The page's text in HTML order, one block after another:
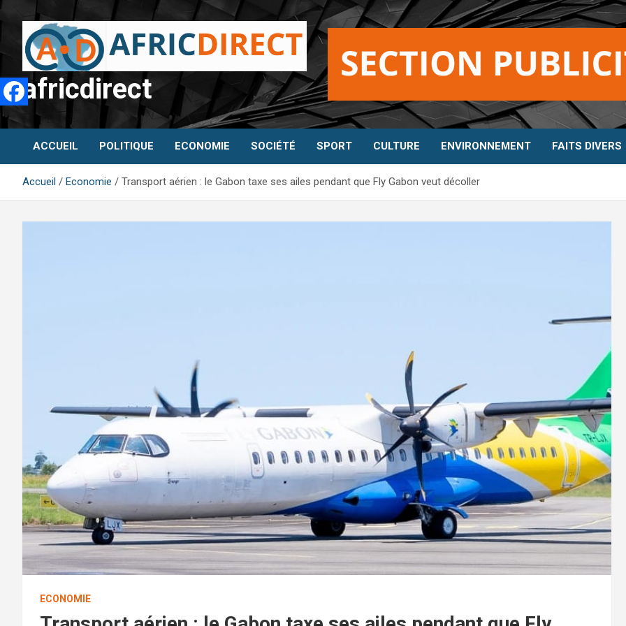
Aller
contenu
africdirect
ACCUEIL POLITIQUE ECONOMIE SOCIÉTÉ SPORT CULTURE ENVIRONNEMENT FAITS DIVERS
Accueil Economie Transport aérien : le Gabon taxe ses ailes pendant que Fly Gabon veut décoller
ECONOMIE